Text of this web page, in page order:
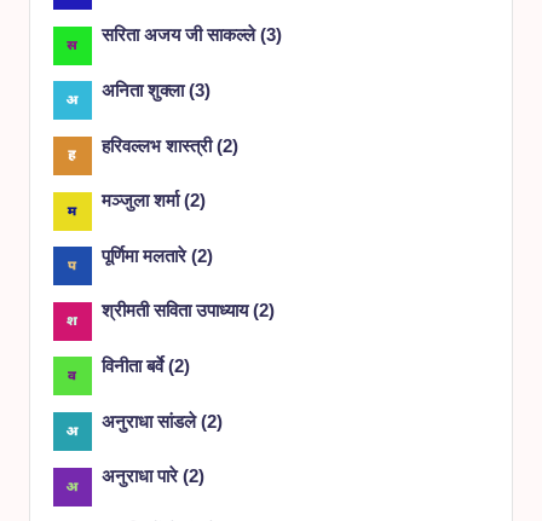
सरिता अजय जी साकल्ले(3)
अनिता शुक्ला(3)
हरिवल्लभ शास्त्री(2)
मञ्जुला शर्मा(2)
पूर्णिमा मलतारे(2)
श्रीमती सविता उपाध्याय(2)
विनीता बर्वे(2)
अनुराधा सांडले(2)
अनुराधा पारे(2)